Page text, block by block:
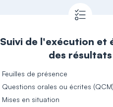
Suivi de l'exécution et
des résultats
Feuilles de présence
Questions orales ou écrites (QCM)
Mises en situation